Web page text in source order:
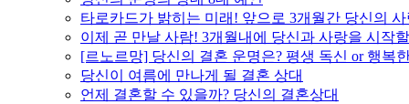
타로카드가 밝히는 미래! 앞으로 3개월간 당신의
이제 곧 만날 사람! 3개월내에 당신과 사랑을 시작
[르노르망] 당신의 결혼 운명은? 평생 독신 or 행복
당신이 여름에 만나게 될 결혼 상대
언제 결혼할 수 있을까? 당신의 결혼상대